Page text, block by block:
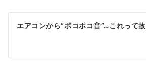
ビ
ゲ
シ
エアコンから“ポコポコ音”…これって故